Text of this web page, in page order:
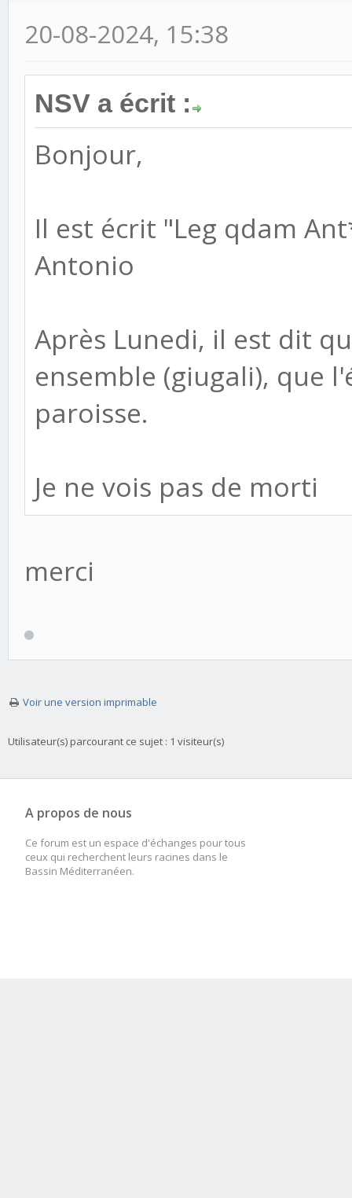
20-08-2024, 15:38
NSV a écrit :
Bonjour,
Il est écrit "Leg qdam
Antonio
Après Lunedi, il est dit
ensemble (giugali), que
paroisse.
Je ne vois pas de morti
merci
Voir une version imprimable
Utilisateur(s) parcourant ce sujet : 1 visiteur(s)
A propos de nous
Ce forum est un espace d'échanges pour tous
ceux qui recherchent leurs racines dans le
Bassin Méditerranéen.